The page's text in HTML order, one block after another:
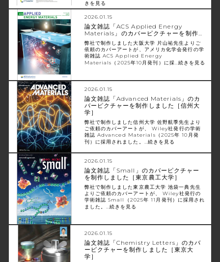
きを見る
2026.01.15
論文雑誌「ACS Applied Energy
Materials」のカバーピクチャーを制作…
弊社で制作しました大阪大学 片山祐先生よりご
依頼のカバーアートが、アメリカ化学会発行の学
術雑誌 ACS Applied Energy
Materials（2025年10月発刊）に採…続きを見る
2026.01.15
論文雑誌「Advanced Materials」のカ
バーピクチャーを制作しました［信州大
学］
弊社で制作しました信州大学 佐野航季先生より
ご依頼のカバーアートが、 Wiley社発行の学術
雑誌 Advanced Materials（2025年 10月発
刊）に採用されました。…続きを見る
2026.01.15
論文雑誌「Small」のカバーピクチャー
を制作しました［東京農工大学］
弊社で制作しました東京農工大学 池袋一典先生
よりご依頼のカバーアートが、 Wiley社発行の
学術雑誌 Small（2025年 11月発刊）に採用され
ました。…続きを見る
2026.01.15
論文雑誌「Chemistry Letters」のカバ
ーピクチャーを制作しました［東京大
学］